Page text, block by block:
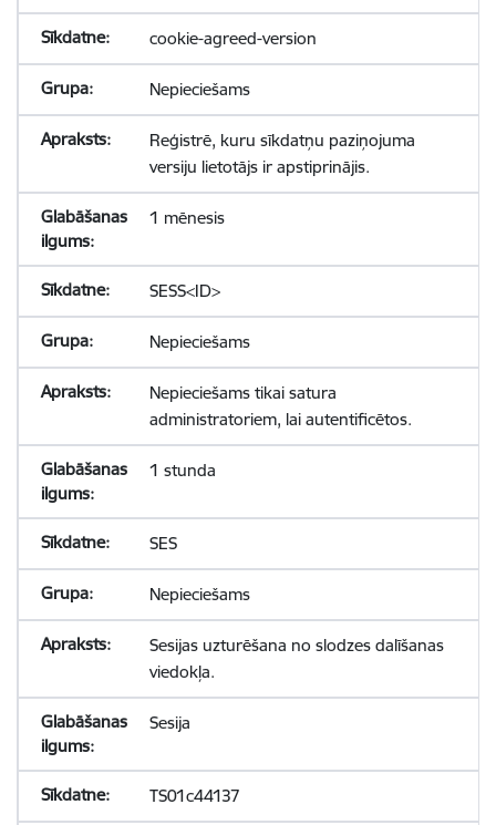
cookie-agreed-version
Nepieciešams
Reģistrē, kuru sīkdatņu paziņojuma
versiju lietotājs ir apstiprinājis.
1 mēnesis
SESS<ID>
Nepieciešams
Nepieciešams tikai satura
administratoriem, lai autentificētos.
1 stunda
SES
Nepieciešams
Sesijas uzturēšana no slodzes dalīšanas
viedokļa.
Sesija
TS01c44137